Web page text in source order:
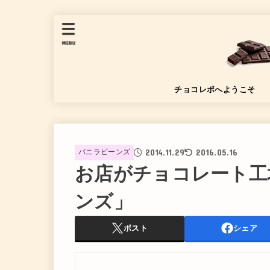
チョコレポへようこそ
MENU
バニラビーンズ 2014.11.29 2016.05.16
お店がチョコレート
ンズ」
ポスト シェア